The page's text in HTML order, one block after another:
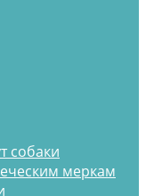
собаки
меркам